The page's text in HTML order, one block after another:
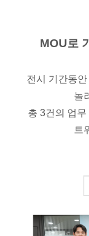
MOU로
전시 기간동
놀
총 3건의 업무
트